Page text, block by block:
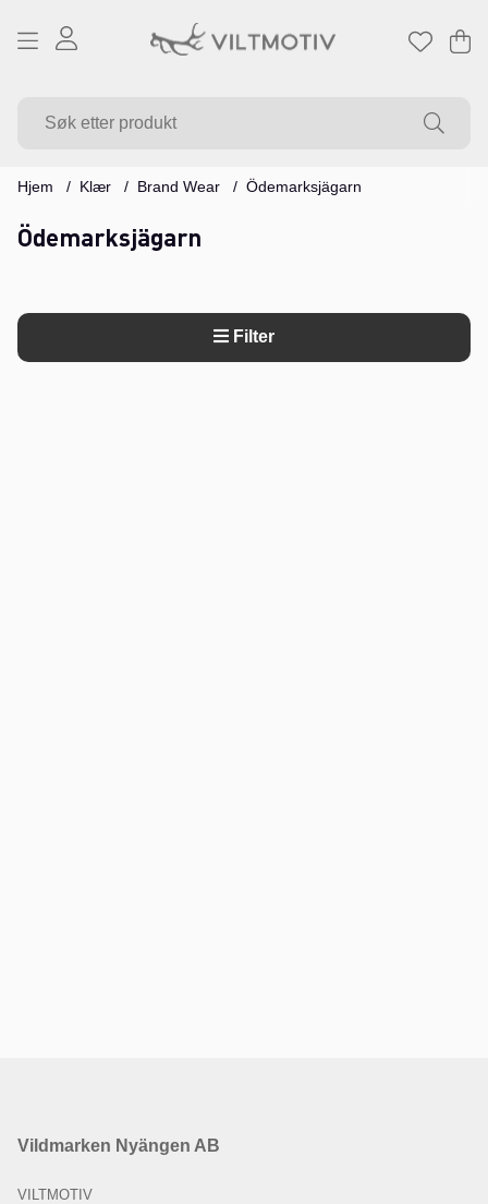
.
Hjem Klær Brand Wear Ödemarksjägarn
Ödemarksjägarn
Filter
Vildmarken Nyängen AB
VILTMOTIV